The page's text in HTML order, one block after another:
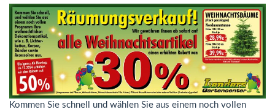
Kommen Sie schnell und wählen Sie aus einem noch vollen